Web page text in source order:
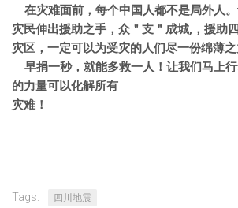
在灾难面前，每个中国人都不是局外人
灾民伸出援助之手，众＂支＂成城,，援助
灾区，一定可以为受灾的人们尽一份绵薄之
早捐一秒，就能多救一人！让我们马上
的力量可以化解所有
灾难！
Tags: 四川地震